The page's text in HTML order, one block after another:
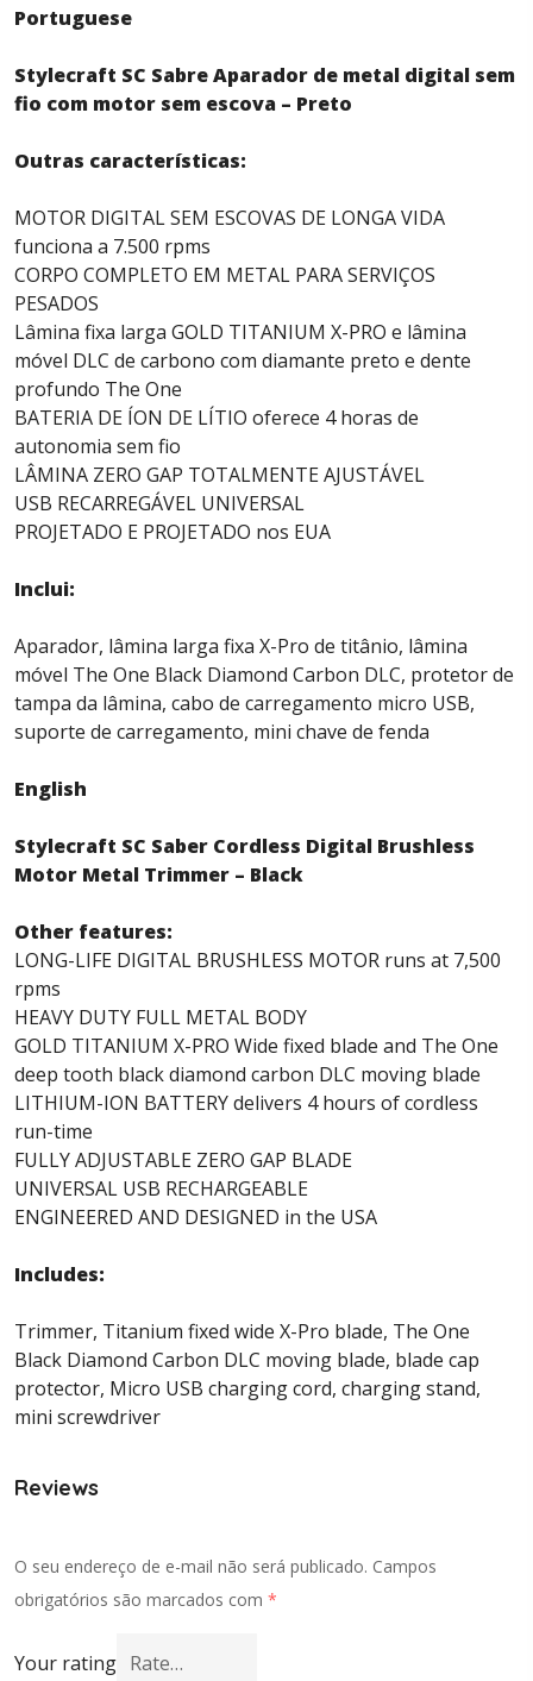
Portuguese
Stylecraft SC Sabre Aparador de metal digital sem
fio com motor sem escova – Preto
Outras características:
MOTOR DIGITAL SEM ESCOVAS DE LONGA VIDA
funciona a 7.500 rpms
CORPO COMPLETO EM METAL PARA SERVIÇOS
PESADOS
Lâmina fixa larga GOLD TITANIUM X-PRO e lâmina
móvel DLC de carbono com diamante preto e dente
profundo The One
BATERIA DE ÍON DE LÍTIO oferece 4 horas de
autonomia sem fio
LÂMINA ZERO GAP TOTALMENTE AJUSTÁVEL
USB RECARREGÁVEL UNIVERSAL
PROJETADO E PROJETADO nos EUA
Inclui:
Aparador, lâmina larga fixa X-Pro de titânio, lâmina
móvel The One Black Diamond Carbon DLC, protetor de
tampa da lâmina, cabo de carregamento micro USB,
suporte de carregamento, mini chave de fenda
English
Stylecraft SC Saber Cordless Digital Brushless
Motor Metal Trimmer – Black
Other features:
LONG-LIFE DIGITAL BRUSHLESS MOTOR runs at 7,500
rpms
HEAVY DUTY FULL METAL BODY
GOLD TITANIUM X-PRO Wide fixed blade and The One
deep tooth black diamond carbon DLC moving blade
LITHIUM-ION BATTERY delivers 4 hours of cordless
run-time
FULLY ADJUSTABLE ZERO GAP BLADE
UNIVERSAL USB RECHARGEABLE
ENGINEERED AND DESIGNED in the USA
Includes:
Trimmer, Titanium fixed wide X-Pro blade, The One
Black Diamond Carbon DLC moving blade, blade cap
protector, Micro USB charging cord, charging stand,
mini screwdriver
Reviews
O seu endereço de e-mail não será publicado. Campos
obrigatórios são marcados com *
Your rating